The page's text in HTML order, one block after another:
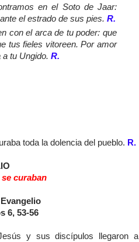
en el Soto de Jaar:
el estrado de sus pies.R.
con el arca de tu poder: que
tus fieles vitoreen. Por amor
a tu Ungido.R.
toda la dolencia del pueblo. R.
curaban
6, 53-56
y sus discípulos llegaron a